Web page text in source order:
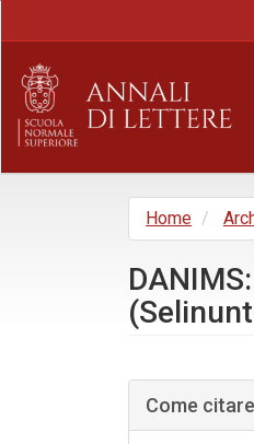
principale
Barra
laterale
Home
laterale
Come citare